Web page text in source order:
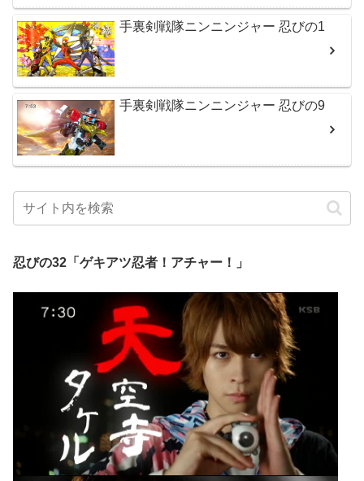
手裏剣戦隊ニンニンジャー 忍びの1
手裏剣戦隊ニンニンジャー 忍びの9
忍びの32「ゲキアツ忍者！アチャー！」